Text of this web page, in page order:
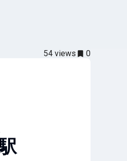
54 views 0